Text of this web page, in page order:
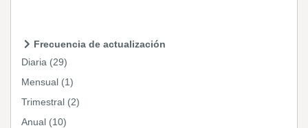
Frecuencia de actualización
Diaria (29)
Mensual (1)
Trimestral (2)
Anual (10)